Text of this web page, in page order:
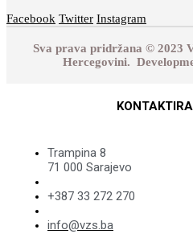
Facebook Twitter Instagram
Sva prava pridržana © 2023
Hercegovini.
Trampina 8
71 000 Sarajevo
+387 33 272 270
info@vzs.ba